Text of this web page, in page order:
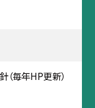
毎年HP更新）